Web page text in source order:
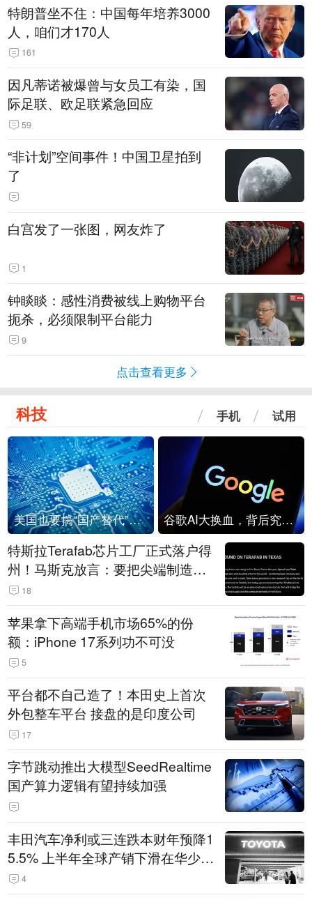
特朗普坐不住：中国每年培养3000
人，咱们才170人
161
因凡蒂诺被爆曾与女员工有染，国
际足联、欧足联紧急回应
59
“非计划”空间事件！中国卫星拍到
了
白宫发了一张图，网友炸了
1
钟睒睒：感性消费被线上购物平台
扼杀，必须限制平台能力
9
点击查看更多
科技 手机 试用
美国也要搞“国产替代”？先算清三笔账 谷歌AI大换血，背后究竟发生了什么？
特斯拉Terafab芯片工厂正式落户得
州！马斯克放言：要把尖端制造带
回美国
18
苹果拿下高端手机市场65%的份
额：iPhone 17系列功不可没
5
平台都不自己造了！本田史上首次
外包整车平台 接盘的是印度公司
17
字节跳动推出大模型SeedRealtime
国产算力逻辑有望持续加强
丰田汽车净利或三连跌本财年预降1
5.5% 上半年全球产销下滑在华少卖
14.3万辆
4